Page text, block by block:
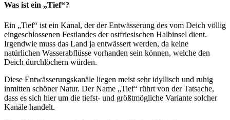
Was ist ein „Tief“?
Ein „Tief“ ist ein Kanal, der der Entwässerung des vom Deich völlig
eingeschlossenen Festlandes der ostfriesischen Halbinsel dient.
Irgendwie muss das Land ja entwässert werden, da keine
natürlichen Wasserabflüsse vorhanden sein können, welche den
Deich durchlöchern würden.
Diese Entwässerungskanäle liegen meist sehr idyllisch und ruhig
inmitten schöner Natur. Der Name „Tief“ rührt von der Tatsache,
dass es sich hier um die tiefst- und größtmögliche Variante solcher
Kanäle handelt.